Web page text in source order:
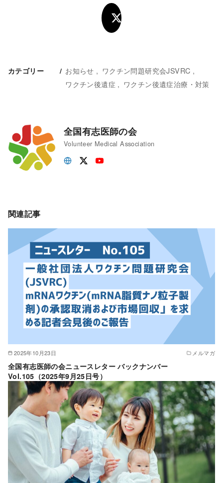
カテゴリー お知らせ
ワクチン問題研究会JSVRC
ワクチン後遺症
ワクチン後遺症治療・対策
全国有志医師の会
Volunteer Medical Association
関連記事
2025年10月23日 メルマガ
全国有志医師の会ニュースレター バックナンバー
Vol.105（2025年9月25日号）